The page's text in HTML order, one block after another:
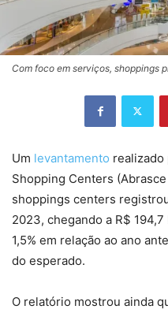
Com foco em serviços, shoppings
Um levantamento realizado
Shopping Centers
shoppings centers
2023, chegando a R$
1,5% em relação ao ano
do esperado.
O relatório mostrou ainda